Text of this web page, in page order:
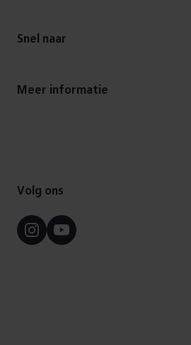
Snel naar
Meer informatie
Volg ons
InstagramYoutube